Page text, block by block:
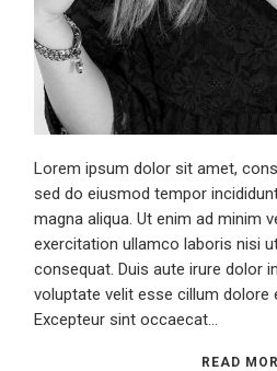
Lorem ipsum dolor sit amet,
sed do eiusmod tempor
magna aliqua. Ut enim ad minim
exercitation ullamco laboris nisi
consequat. Duis aute irure dolor
voluptate velit esse cillum dolore
Excepteur sint occaecat…
READ